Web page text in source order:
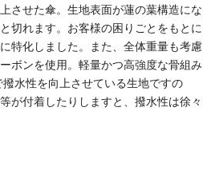
させた傘。生地表面が蓮の葉構造にな
切れます。お客様の困りごとをもとに
特化しました。また、全体重量も考慮
ボンを使用。軽量かつ高強度な骨組み
水性を向上させている生地ですの
が付着したりしますと、撥水性は徐々